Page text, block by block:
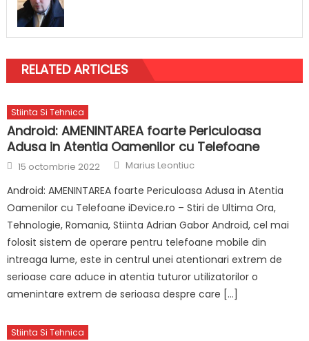
RELATED ARTICLES
Stiinta Si Tehnica
Android: AMENINTAREA foarte Periculoasa
Adusa in Atentia Oamenilor cu Telefoane
Posted
on
15 octombrie 2022 Author
Marius Leontiuc
Android: AMENINTAREA foarte Periculoasa Adusa in Atentia
Oamenilor cu Telefoane iDevice.ro – Stiri de Ultima Ora,
Tehnologie, Romania, Stiinta Adrian Gabor Android, cel mai
folosit sistem de operare pentru telefoane mobile din
intreaga lume, este in centrul unei atentionari extrem de
serioase care aduce in atentia tuturor utilizatorilor o
amenintare extrem de serioasa despre care […]
Stiinta Si Tehnica